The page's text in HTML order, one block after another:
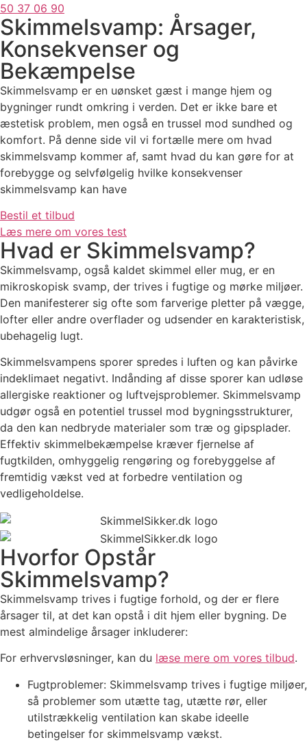
50 37 06 90
Skimmelsvamp: Årsager,
Konsekvenser og
Bekæmpelse
Skimmelsvamp er en uønsket gæst i mange hjem og
bygninger rundt omkring i verden. Det er ikke bare et
æstetisk problem, men også en trussel mod sundhed og
komfort. På denne side vil vi fortælle mere om hvad
skimmelsvamp kommer af, samt hvad du kan gøre for at
forebygge og selvfølgelig hvilke konsekvenser
skimmelsvamp kan have
Bestil et tilbud
Læs mere om vores test
Hvad er Skimmelsvamp?
Skimmelsvamp, også kaldet skimmel eller mug, er en
mikroskopisk svamp, der trives i fugtige og mørke miljøer.
Den manifesterer sig ofte som farverige pletter på vægge,
lofter eller andre overflader og udsender en karakteristisk,
ubehagelig lugt.
Skimmelsvampens sporer spredes i luften og kan påvirke
indeklimaet negativt. Indånding af disse sporer kan udløse
allergiske reaktioner og luftvejsproblemer. Skimmelsvamp
udgør også en potentiel trussel mod bygningsstrukturer,
da den kan nedbryde materialer som træ og gipsplader.
Effektiv skimmelbekæmpelse kræver fjernelse af
fugtkilden, omhyggelig rengøring og forebyggelse af
fremtidig vækst ved at forbedre ventilation og
vedligeholdelse.
Hvorfor Opstår
Skimmelsvamp?
Skimmelsvamp trives i fugtige forhold, og der er flere
årsager til, at det kan opstå i dit hjem eller bygning. De
mest almindelige årsager inkluderer:
For erhvervsløsninger, kan du læse mere om vores tilbud.
Fugtproblemer: Skimmelsvamp trives i fugtige miljøer,
så problemer som utætte tag, utætte rør, eller
utilstrækkelig ventilation kan skabe ideelle
betingelser for skimmelsvamp vækst.